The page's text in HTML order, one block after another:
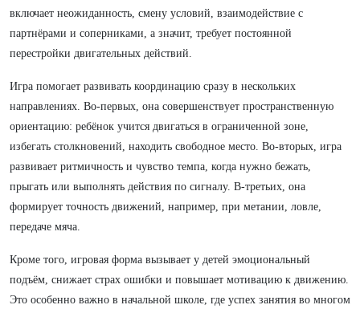
включает неожиданность, смену условий, взаимодействие с
партнёрами и соперниками, а значит, требует постоянной
перестройки двигательных действий.
Игра помогает развивать координацию сразу в нескольких
направлениях. Во-первых, она совершенствует пространственную
ориентацию: ребёнок учится двигаться в ограниченной зоне,
избегать столкновений, находить свободное место. Во-вторых, игра
развивает ритмичность и чувство темпа, когда нужно бежать,
прыгать или выполнять действия по сигналу. В-третьих, она
формирует точность движений, например, при метании, ловле,
передаче мяча.
Кроме того, игровая форма вызывает у детей эмоциональный
подъём, снижает страх ошибки и повышает мотивацию к движению.
Это особенно важно в начальной школе, где успех занятия во многом